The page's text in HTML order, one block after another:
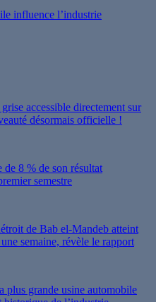
influence l’industrie
accessible directement sur
désormais officielle !
8 % de son résultat
semestre
de Bab el-Mandeb atteint
semaine, révèle le rapport
plus grande usine automobile